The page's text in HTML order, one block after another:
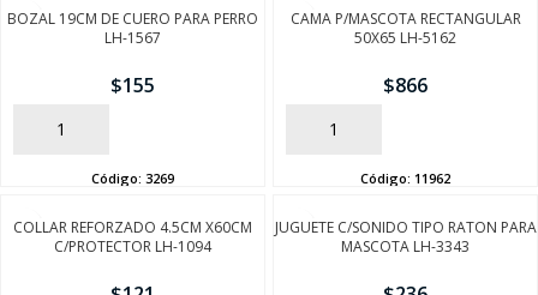
BOZAL 19CM DE CUERO PARA PERRO
LH-1567
$155
AÑADIR
Código: 3269
CAMA P/MASCOTA RECTANGULAR
50X65 LH-5162
$866
AÑADIR
Código: 11962
COLLAR REFORZADO 4.5CM X60CM
C/PROTECTOR LH-1094
JUGUETE C/SONIDO TIPO RATON PARA
MASCOTA LH-3343